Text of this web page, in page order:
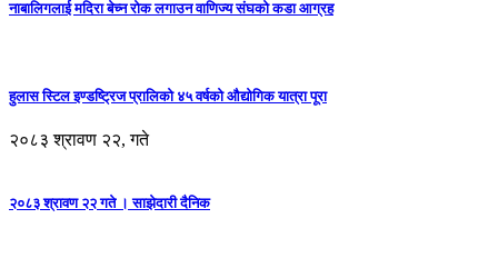
नाबालिगलाई मदिरा बेच्न रोक लगाउन वाणिज्य संघको कडा आग्रह
हुलास स्टिल इण्डष्ट्रिज प्रालिको ४५ वर्षको औद्योगिक यात्रा पूरा
२०८३ श्रावण २२, गते
२०८३ श्रावण २२ गते । साझेदारी दैनिक